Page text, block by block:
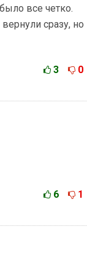
все четко.
сразу, но
3 0
6 1